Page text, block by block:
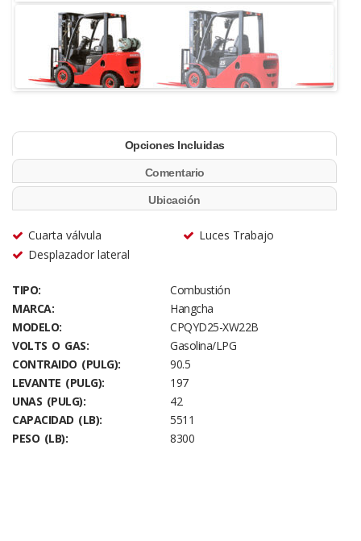
Opciones Incluidas
Comentario
Ubicación
Cuarta válvula
Desplazador lateral
Luces Trabajo
TIPO:
Combustión
MARCA:
Hangcha
MODELO:
CPQYD25-XW22B
VOLTS O GAS:
Gasolina/LPG
CONTRAIDO (PULG):
90.5
LEVANTE (PULG):
197
UNAS (PULG):
42
CAPACIDAD (LB):
5511
PESO (LB):
8300